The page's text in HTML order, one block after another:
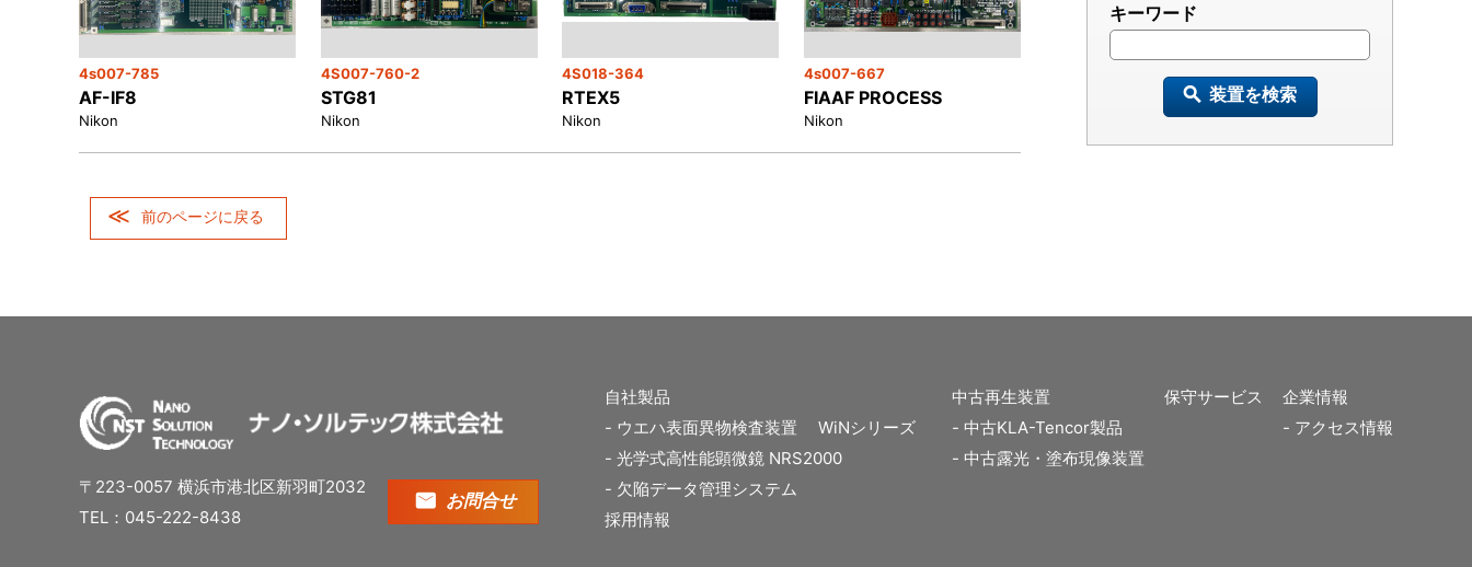
AF-IF8
4s007-785
Nikon
STG81
4S007-760-2
Nikon
RTEX5
4S018-364
Nikon
FIAAF PROCESS
4s007-667
Nikon
前のページに戻る
キーワード
装置を検索
〒223-0057 横浜市港北区新羽町2032
TEL：045-222-8438
お問合せ
自社製品
ウエハ表面異物検査装置 WiNシリーズ
光学式高性能顕微鏡 NRS2000
欠陥データ管理システム
中古再生装置
中古KLA-Tencor製品
中古露光・塗布現像装置
保守サービス
企業情報
アクセス情報
採用情報